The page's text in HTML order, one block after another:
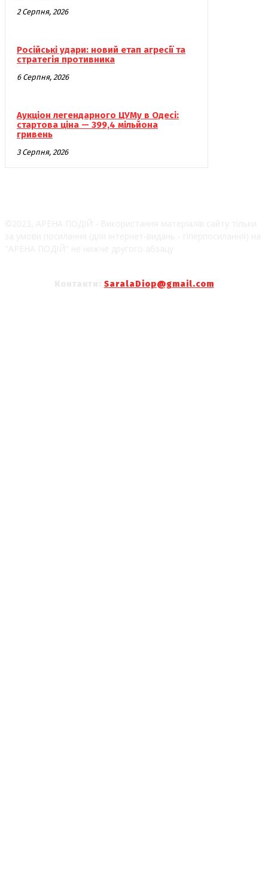
2 Серпня, 2026
Російські удари: новий етап агресії та
стратегія противника
6 Серпня, 2026
Аукціон легендарного ЦУМу в Одесі:
стартова ціна — 399,4 мільйона
гривень
3 Серпня, 2026
SaralaDiop@gmail.com